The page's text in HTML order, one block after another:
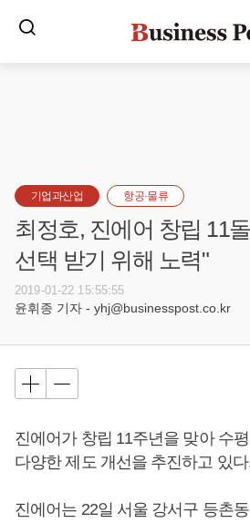
기업과산업 항공·물류
최정호, 진에어 창립 11
선택 받기 위해 노력"
2019-01-22 15:55:55
윤휘종 기자 - yhj@businesspost.co.kr
진에어가 창립 11주년을 맞아 수
다양한 제도 개선을 추진하고 있
진에어는 22일 서울 강서구 등촌